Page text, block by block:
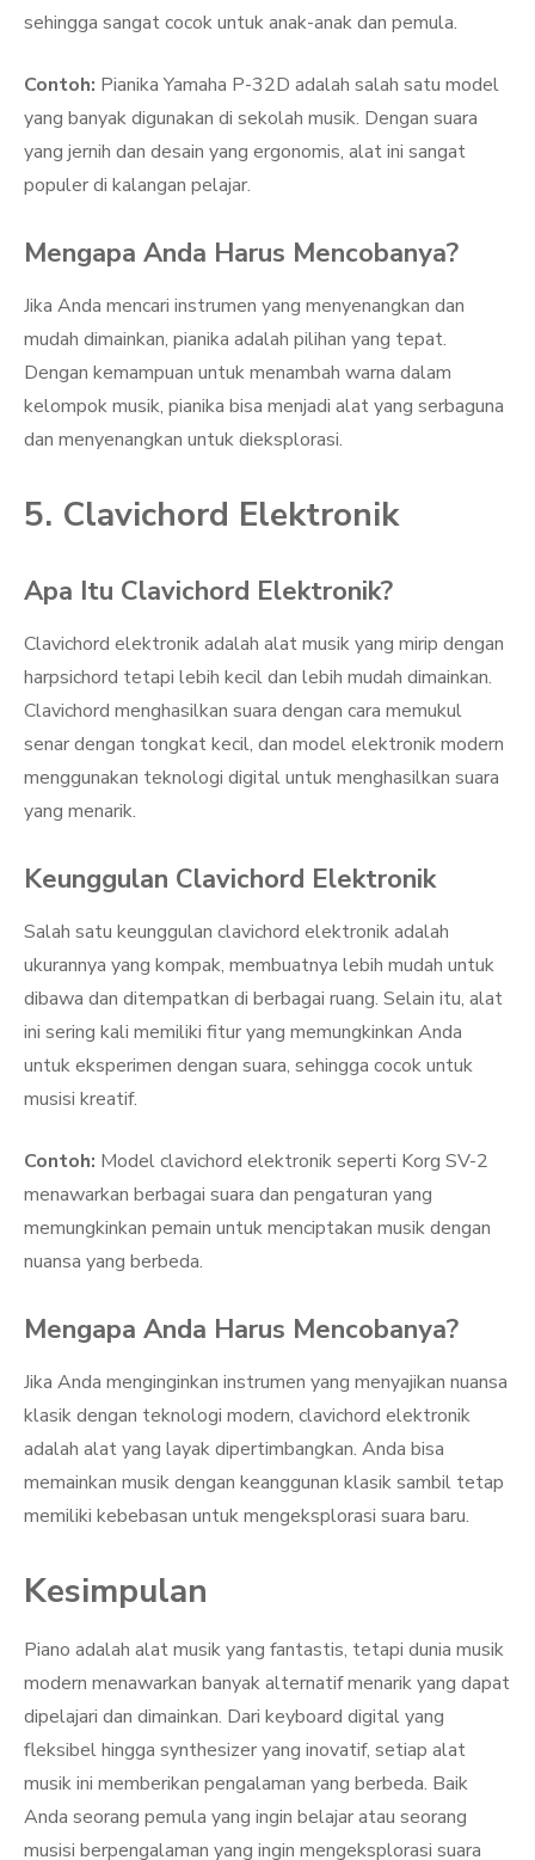
sehingga sangat cocok untuk anak-anak dan pemula.
Contoh: Pianika Yamaha P-32D adalah salah satu model
yang banyak digunakan di sekolah musik. Dengan suara
yang jernih dan desain yang ergonomis, alat ini sangat
populer di kalangan pelajar.
Mengapa Anda Harus Mencobanya?
Jika Anda mencari instrumen yang menyenangkan dan
mudah dimainkan, pianika adalah pilihan yang tepat.
Dengan kemampuan untuk menambah warna dalam
kelompok musik, pianika bisa menjadi alat yang serbaguna
dan menyenangkan untuk dieksplorasi.
5. Clavichord Elektronik
Apa Itu Clavichord Elektronik?
Clavichord elektronik adalah alat musik yang mirip dengan
harpsichord tetapi lebih kecil dan lebih mudah dimainkan.
Clavichord menghasilkan suara dengan cara memukul
senar dengan tongkat kecil, dan model elektronik modern
menggunakan teknologi digital untuk menghasilkan suara
yang menarik.
Keunggulan Clavichord Elektronik
Salah satu keunggulan clavichord elektronik adalah
ukurannya yang kompak, membuatnya lebih mudah untuk
dibawa dan ditempatkan di berbagai ruang. Selain itu, alat
ini sering kali memiliki fitur yang memungkinkan Anda
untuk eksperimen dengan suara, sehingga cocok untuk
musisi kreatif.
Contoh: Model clavichord elektronik seperti Korg SV-2
menawarkan berbagai suara dan pengaturan yang
memungkinkan pemain untuk menciptakan musik dengan
nuansa yang berbeda.
Mengapa Anda Harus Mencobanya?
Jika Anda menginginkan instrumen yang menyajikan nuansa
klasik dengan teknologi modern, clavichord elektronik
adalah alat yang layak dipertimbangkan. Anda bisa
memainkan musik dengan keanggunan klasik sambil tetap
memiliki kebebasan untuk mengeksplorasi suara baru.
Kesimpulan
Piano adalah alat musik yang fantastis, tetapi dunia musik
modern menawarkan banyak alternatif menarik yang dapat
dipelajari dan dimainkan. Dari keyboard digital yang
fleksibel hingga synthesizer yang inovatif, setiap alat
musik ini memberikan pengalaman yang berbeda. Baik
Anda seorang pemula yang ingin belajar atau seorang
musisi berpengalaman yang ingin mengeksplorasi suara